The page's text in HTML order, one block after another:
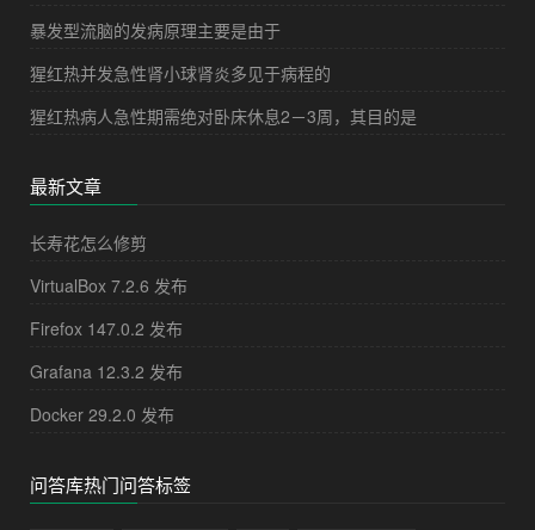
暴发型流脑的发病原理主要是由于
猩红热并发急性肾小球肾炎多见于病程的
猩红热病人急性期需绝对卧床休息2－3周，其目的是
最新文章
长寿花怎么修剪
VirtualBox 7.2.6 发布
Firefox 147.0.2 发布
Grafana 12.3.2 发布
Docker 29.2.0 发布
问答库热门问答标签